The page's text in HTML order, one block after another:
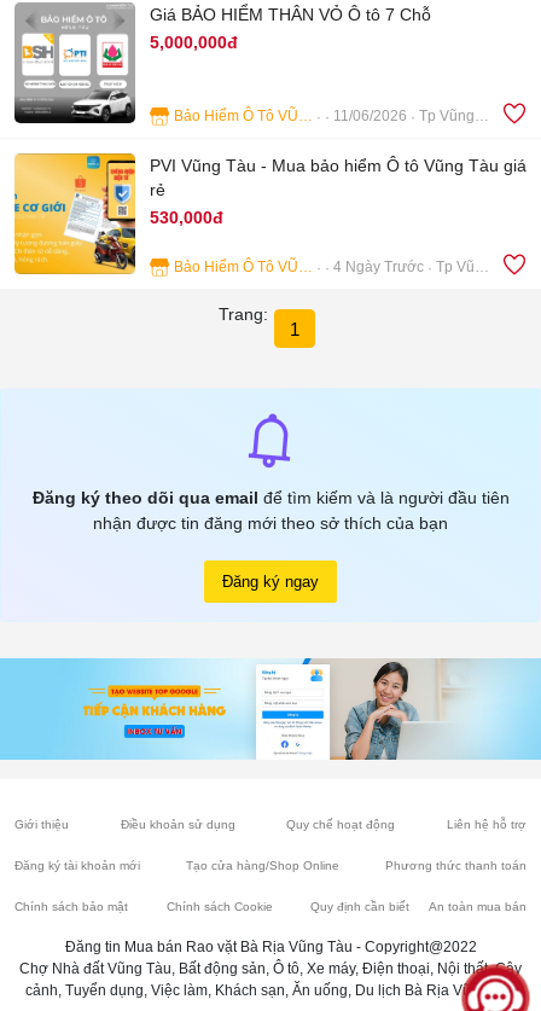
Giá BẢO HIỂM THÂN VỎ Ô tô 7 Chỗ
5,000,000đ
Bảo Hiểm Ô Tô VŨNG TÀU 11/06/2026 Tp Vũng Tàu
PVI Vũng Tàu - Mua bảo hiểm Ô tô Vũng Tàu giá
rẻ
530,000đ
Bảo Hiểm Ô Tô VŨNG TÀU 4 Ngày Trước Tp Vũng Tàu
Trang:
1
Đăng ký theo dõi qua email để tìm kiếm và là người đầu tiên
nhận được tin đăng mới theo sở thích của bạn
Đăng ký ngay
Giới thiệu Điều khoản sử dụng Quy chế hoạt động Liên hệ hỗ trợ
Đăng ký tài khoản mới Tạo cửa hàng/Shop Online Phương thức thanh toán
Chính sách bảo mật Chính sách Cookie Quy định cần biết An toàn mua bán
Đăng tin Mua bán Rao vặt Bà Rịa Vũng Tàu - Copyright@2022
Chợ Nhà đất Vũng Tàu, Bất động sản, Ô tô, Xe máy, Điện thoại, Nội thất, Cây
cảnh, Tuyển dụng, Việc làm, Khách sạn, Ăn uống, Du lịch Bà Rịa Vũng Tàu